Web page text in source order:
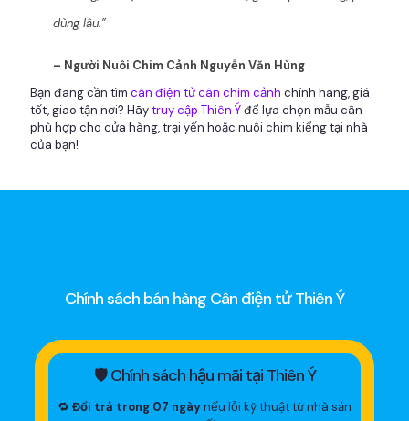
dùng lâu.”
– Người Nuôi Chim Cảnh Nguyễn Văn Hùng
Bạn đang cần tìm cân điện tử cân chim cảnh chính hãng, giá
tốt, giao tận nơi? Hãytruy cập Thiên Ýđể lựa chọn mẫu cân
phù hợp cho cửa hàng, trại yến hoặc nuôi chim kiểng tại nhà
của bạn!
Chính sách bán hàng Cân điện tử Thiên Ý
🛡 Chính sách hậu mãi tại Thiên Ý
🔁 Đổi trả trong 07 ngàynếu lỗi kỹ thuật từ nhà sản